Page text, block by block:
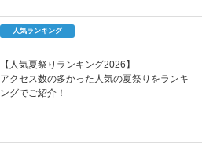
人気ランキング
【人気夏祭りランキング2026】
アクセス数の多かった人気の夏祭りをランキ
ングでご紹介！